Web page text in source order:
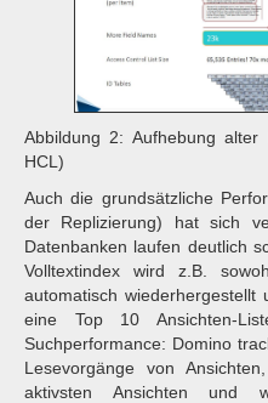
Abbildung 2: Aufhebung alter
HCL)
Auch die grundsätzliche
der Replizierung) hat sich
Datenbanken laufen deutlich
Volltextindex wird z.B.
automatisch wiederhergestellt
eine Top 10 Ansichten-
Suchperformance: Domino
Lesevorgänge von
aktivsten Ansichten und